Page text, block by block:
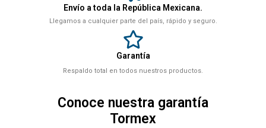
Envío a toda la República Mexicana.
Llegamos a cualquier parte del país, rápido y seguro.
Garantía
Respaldo total en todos nuestros productos.
Conoce nuestra garantía
Tormex